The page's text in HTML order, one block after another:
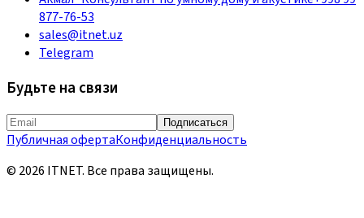
877-76-53
sales@itnet.uz
Telegram
Будьте на связи
Подписаться
Публичная офертаКонфиденциальность
© 2026 ITNET. Все права защищены.